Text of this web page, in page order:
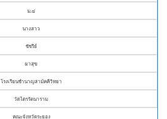
ม.๔
นางสาว
ชัชรีย์
ผาสุข
โรงเรียนชำนาญสามัคคีวิทยา
วัดไตรรัตนาราม
คณะจังหวัดระยอง